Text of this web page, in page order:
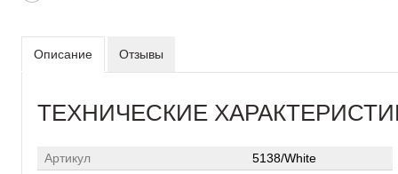
Описание Отзывы
ТЕХНИЧЕСКИЕ
Артикул
5138/White